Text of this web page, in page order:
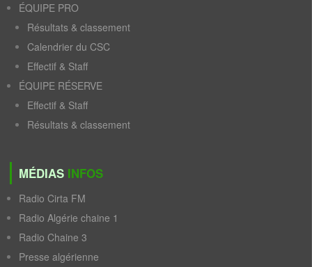
ÉQUIPE PRO
Résultats & classement
Calendrier du CSC
Effectif & Staff
ÉQUIPE RÉSERVE
Effectif & Staff
Résultats & classement
MÉDIAS INFOS
Radio Cirta FM
Radio Algérie chaine 1
Radio Chaine 3
Presse algérienne